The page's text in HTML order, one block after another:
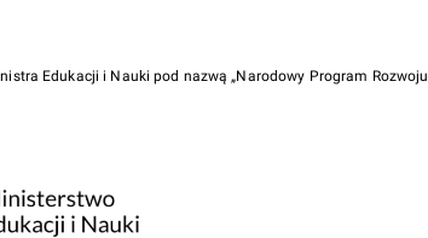
Edukacji i Nauki pod nazwą „Narodowy Program Rozwoju